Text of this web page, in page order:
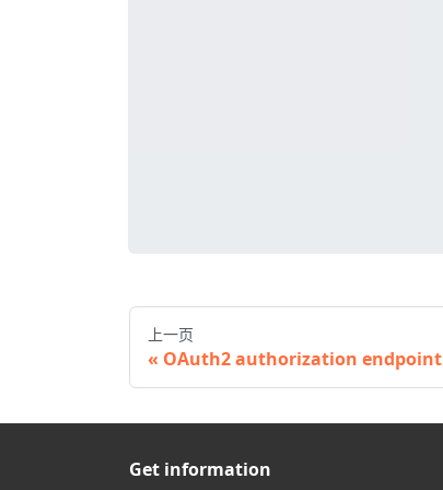
上一页
OAuth2 authorization endpoint
Get information